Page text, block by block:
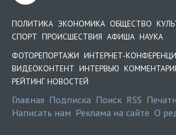
ПОЛИТИКА ЭКОНОМИКА ОБЩЕСТВО
СПОРТ ПРОИСШЕСТВИЯ АФИША НАУКА
ФОТОРЕПОРТАЖИ ИНТЕРНЕТ-
ВИДЕОКОНТЕНТ ИНТЕРВЬЮ
РЕЙТИНГ НОВОСТЕЙ
Главная Подписка Поиск RSS
Написать нам Реклама на сайте О